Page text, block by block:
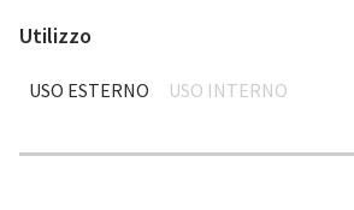
Utilizzo
USO ESTERNO USO INTERNO